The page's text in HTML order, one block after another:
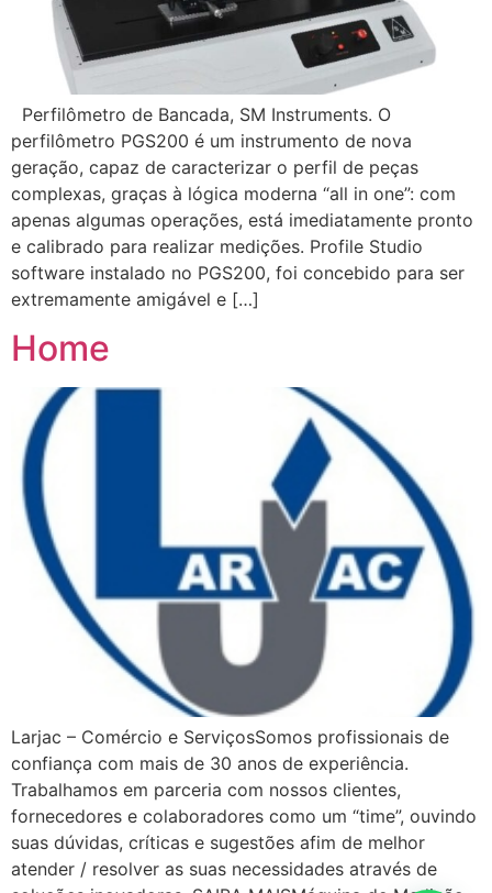
Perfilômetro de Bancada, SM Instruments. O
perfilômetro PGS200 é um instrumento de nova
geração, capaz de caracterizar o perfil de peças
complexas, graças à lógica moderna “all in one”: com
apenas algumas operações, está imediatamente pronto
e calibrado para realizar medições. Profile Studio
software instalado no PGS200, foi concebido para ser
extremamente amigável e […]
Home
Larjac – Comércio e ServiçosSomos profissionais de
confiança com mais de 30 anos de experiência.
Trabalhamos em parceria com nossos clientes,
fornecedores e colaboradores como um “time”, ouvindo
suas dúvidas, críticas e sugestões afim de melhor
atender / resolver as suas necessidades através de